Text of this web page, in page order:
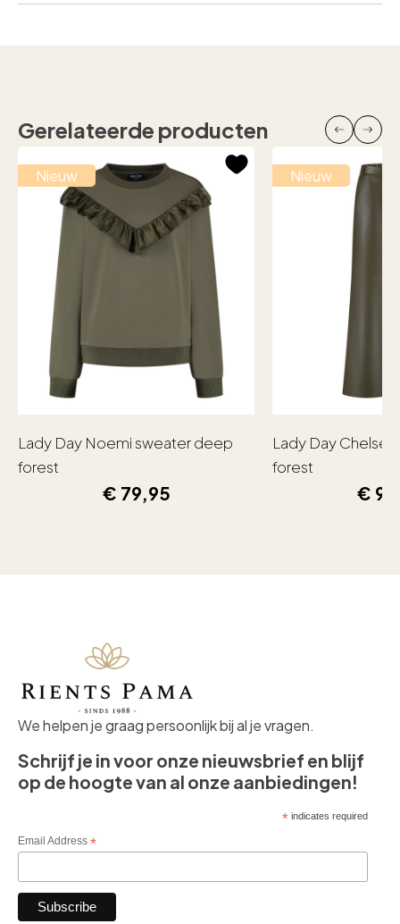
Gerelateerde producten
Nieuw
Lady Day Noemi sweater deep
forest
€ 79,95
Nieuw
Lady Day
forest
€
We helpen je graag persoonlijk bij al je vragen.
Schrijf je in voor onze nieuwsbrief en blijf
op de hoogte van al onze aanbiedingen!
*indicates required
Email Address *